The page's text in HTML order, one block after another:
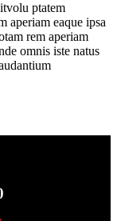
ptatem
aperiam eaque ipsa
rem aperiam
omnis iste natus